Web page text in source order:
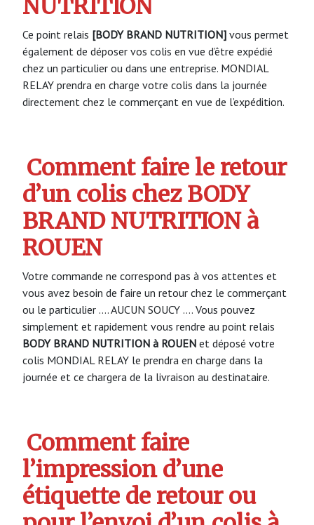
NUTRITION
Ce point relais [BODY BRAND NUTRITION] vous permet
également de déposer vos colis en vue d’être expédié
chez un particulier ou dans une entreprise. MONDIAL
RELAY prendra en charge votre colis dans la journée
directement chez le commerçant en vue de l’expédition.
Comment faire le retour
d’un colis chez BODY
BRAND NUTRITION à
ROUEN
Votre commande ne correspond pas à vos attentes et
vous avez besoin de faire un retour chez le commerçant
ou le particulier …. AUCUN SOUCY …. Vous pouvez
simplement et rapidement vous rendre au point relais
BODY BRAND NUTRITION à ROUEN et déposé votre
colis MONDIAL RELAY le prendra en charge dans la
journée et ce chargera de la livraison au destinataire.
Comment faire
l’impression d’une
étiquette de retour ou